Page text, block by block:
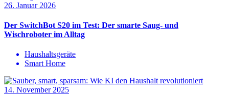
26. Januar 2026
Der SwitchBot S20 im Test: Der smarte Saug- und
Wischroboter im Alltag
Haushaltsgeräte
Smart Home
14. November 2025